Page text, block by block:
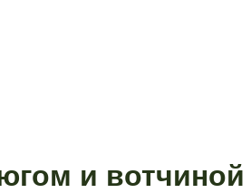
и вотчиной